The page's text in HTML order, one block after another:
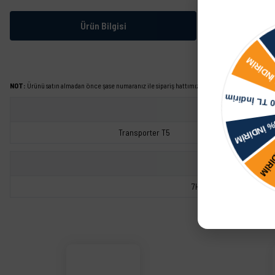
Ürün Bilgisi
NOT: Ürünü satın almadan önce şase numaranız ile sipariş hattımızdan kontrol ettirmeniz
Transporter T5
7H0711202C